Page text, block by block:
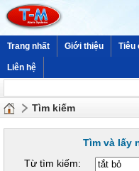
Trang nhất Giới thiệu Tiêu
Liên hệ
Tìm kiếm
Tìm và lấy
Từ tìm kiếm: